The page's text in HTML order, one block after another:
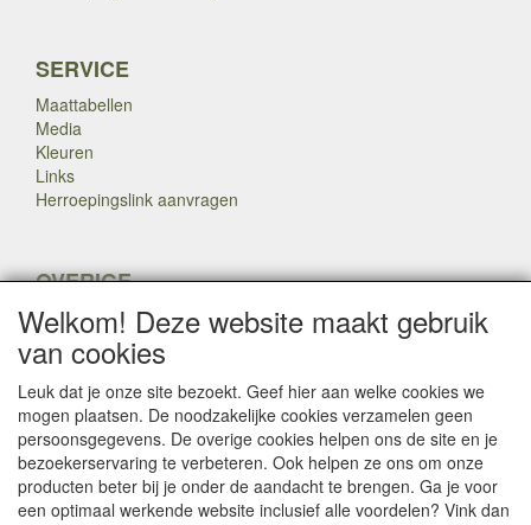
SERVICE
Maattabellen
Media
Kleuren
Links
Herroepingslink aanvragen
OVERIGE
Veteranen
Nieuws
Inkoop
Herroepingslink aanvragen
Copyright Dump Company2009-2025 Webmaster: Dump
Company
Welkom! Deze website maakt gebruik
van cookies
Leuk dat je onze site bezoekt. Geef hier aan welke cookies we
mogen plaatsen. De noodzakelijke cookies verzamelen geen
persoonsgegevens. De overige cookies helpen ons de site en je
bezoekerservaring te verbeteren. Ook helpen ze ons om onze
producten beter bij je onder de aandacht te brengen. Ga je voor
een optimaal werkende website inclusief alle voordelen? Vink dan